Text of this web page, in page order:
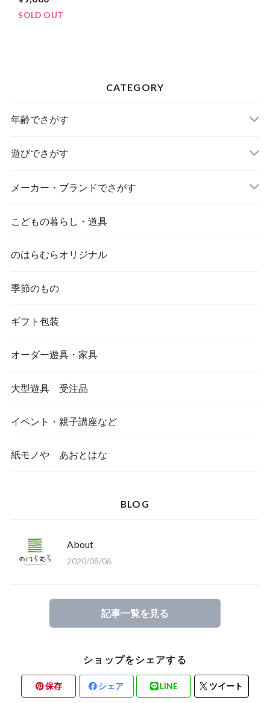
SOLD OUT
CATEGORY
年齢でさがす
遊びでさがす
メーカー・ブランドでさがす
こどもの暮らし・道具
のはらむらオリジナル
季節のもの
ギフト包装
オーダー遊具・家具
大型遊具 受注品
イベント・親子講座など
紙モノや あおとはな
BLOG
About
2020/08/06
記事一覧を見る
ショップをシェアする
保存 シェア LINE ツイート